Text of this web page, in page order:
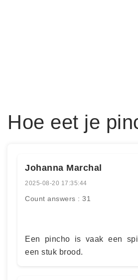
Hoe eet je
Johanna Marchal
2025-08-20 17:35:44
Count answers : 31
Een pincho is vaak een
een stuk brood.